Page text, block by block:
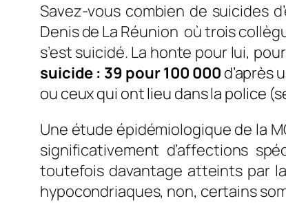
Savez-vous combien de suicides
Denis de La Réunion où trois
s’est suicidé. La honte pour lui,
suicide : 39 pour 100 000 d’après
ou ceux qui ont lieu dans la police
Une étude épidémiologique de la
significativement d’affections
toutefois davantage atteints par
hypocondriaques, non, certains